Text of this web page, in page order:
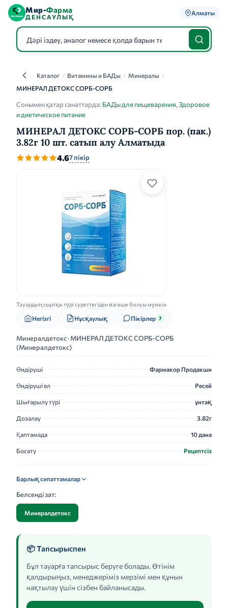
Мир-Фарма
ДЕНСАУЛЫҚ
Алматы
КаталогКаталог / Витамины и БАДы / Минералы /
МИНЕРАЛ ДЕТОКС СОРБ-СОРБ
Сонымен қатар санаттарда:БАДы для пищеварения,Здоровое
и диетическое питание
МИНЕРАЛ ДЕТОКС СОРБ-СОРБ пор. (пак.)
3.82г 10 шт. сатып алу Алматыда
4.67 пікір
Тауардың сыртқы түрі суреттегіден өзгеше болуы мүмкін
Негізгі Нұсқаулық Пікірлер 7
Минералдетокс · МИНЕРАЛ ДЕТОКС СОРБ-СОРБ
(Минералдетокс)
Өндіруші Фармакор Продакшн
Өндіруші ел Ресей
Шығарылу түрі ұнтақ
Дозалау 3.82г
Қаптамада 10 дана
Босату Рецептсіз
Барлық сипаттамалар
Белсенді зат:
Минералдетокс
📦 Тапсырыспен
Бұл тауарға тапсырыс беруге болады. Өтінім
қалдырыңыз, менеджеріміз мерзімі мен құнын
нақтылау үшін сізбен байланысады.